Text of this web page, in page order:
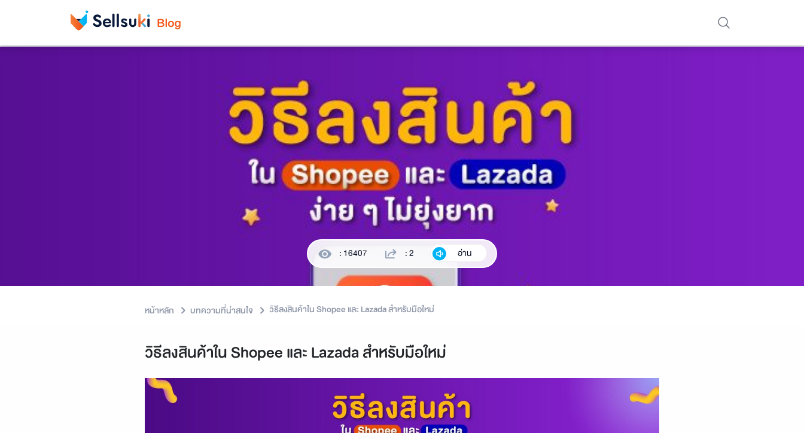
: 16407 : 2 อ่าน
หน้าหลัก บทความที่น่าสนใจ วิธีลงสินค้าใน Shopee และ Lazada สำหรับมือใหม่
วิธีลงสินค้าใน Shopee และ Lazada สำหรับมือใหม่